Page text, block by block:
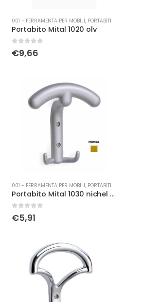
001 - FERRAMENTA PER MOBILI, PORTABITI
Portabito Mital 1020 olv
Su 5
€9,66
001 - FERRAMENTA PER MOBILI, PORTABITI
Portabito Mital 1030 nichel opaco
Su 5
€5,91